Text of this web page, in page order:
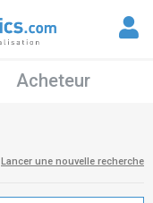
Acheteur
Lancer une nouvelle recherche